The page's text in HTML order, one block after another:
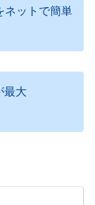
ネットで簡単
最大